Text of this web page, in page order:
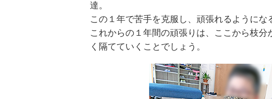
達。
この１年で苦手を克服し、頑張れるようにな
これからの１年間の頑張りは、ここから枝分
く隔てていくことでしょう。